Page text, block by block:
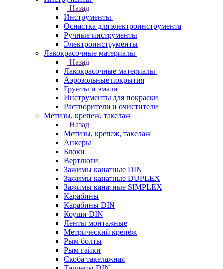
Назад
Инструменты
Оснастка для электроинструмента
Ручные инструменты
Электроинструменты
Лакокрасочные материалы
Назад
Лакокрасочные материалы
Аэрозольные покрытия
Грунты и эмали
Инструменты для покраски
Растворители и очистители
Метизы, крепеж, такелаж
Назад
Метизы, крепеж, такелаж
Анкеры
Блоки
Вертлюги
Зажимы канатные DIN
Зажимы канатные DUPLEX
Зажимы канатные SIMPLEX
Карабины
Карабины DIN
Коуши DIN
Ленты монтажные
Метрический крепёж
Рым болты
Рым гайки
Скоба такелажная